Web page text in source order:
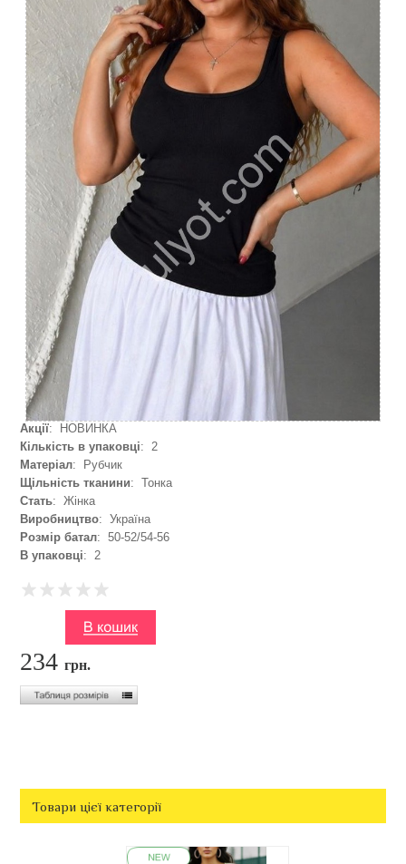
Акції: НОВИНКА
Кількість в упаковці: 2
Матеріал: Рубчик
Щільність тканини: Тонка
Стать: Жінка
Виробництво: Україна
Розмір батал: 50-52/54-56
В упаковці: 2
234грн.
Товари цієї категорії